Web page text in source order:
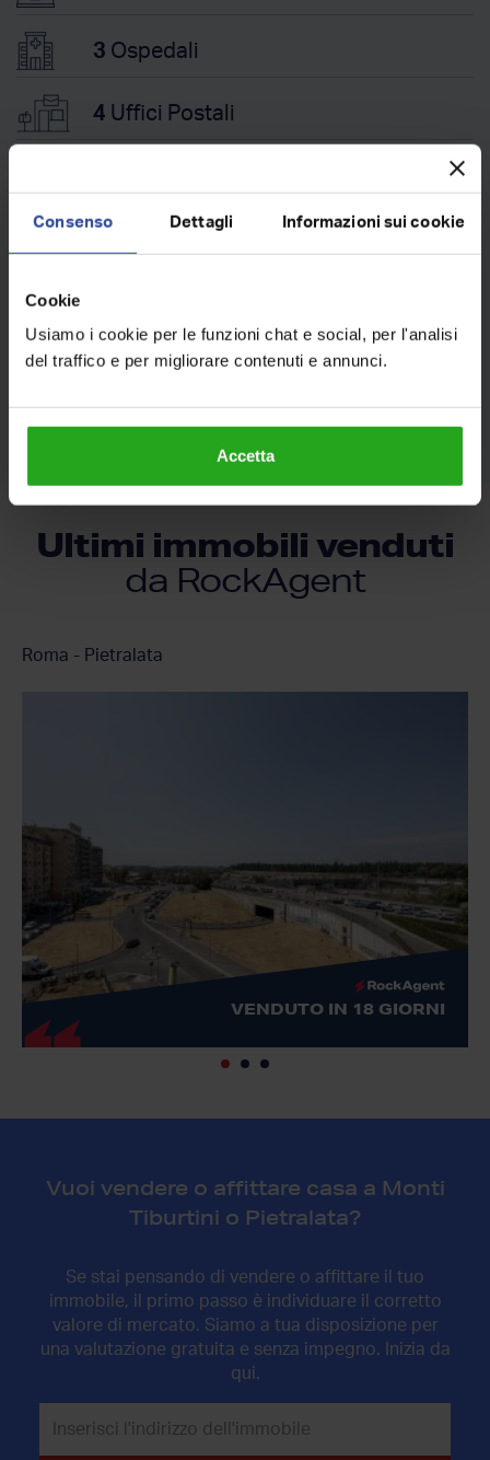
Consenso Dettagli Informazioni sui cookie
Cookie
Usiamo i cookie per le funzioni chat e social, per l'analisi
del traffico e per migliorare contenuti e annunci.
Accetta
3 Ospedali
4 Uffici Postali
Fermate Bus
5Fermate Metro
Ultimi immobili venduti
da RockAgent
Roma - Pietralata
VENDUTO IN 18 GIORNI
Vuoi vendere o affittare casa a Monti
Tiburtini o Pietralata?
Se stai pensando di vendere o affittare il tuo
immobile, il primo passo è individuare il corretto
valore di mercato. Siamo a tua disposizione per
una valutazione gratuita e senza impegno. Inizia da
qui.